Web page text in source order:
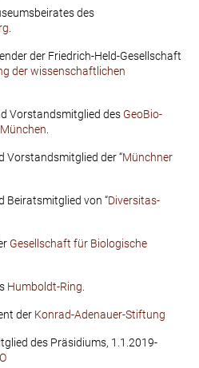
des
der Friedrich-Held-Gesellschaft
der wissenschaftlichen
Vorstandsmitglied des GeoBio-
Vorstandsmitglied der “Münchner
Beiratsmitglied von “Diversitas-
Gesellschaft für Biologische
Humboldt-Ring
der Konrad-Adenauer-Stiftung
des Präsidiums, 1.1.2019-